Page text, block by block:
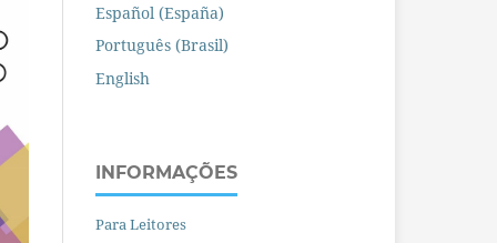
Español (España)
Português (Brasil)
English
INFORMAÇÕES
Para Leitores